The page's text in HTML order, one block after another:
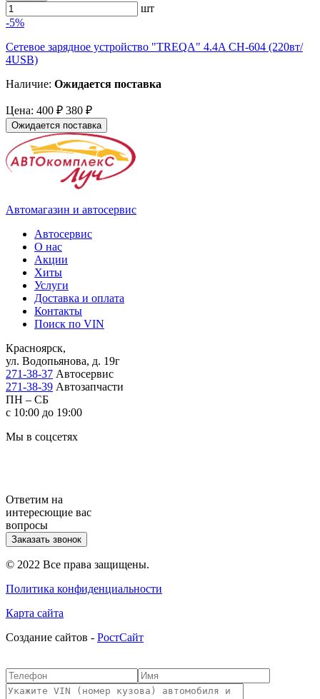
шт
-5%
Сетевое зарядное устройство "TREQA" 4.4A CH-604 (220вт/
4USB)
Наличие: Ожидается поставка
Цена: 400 ₽ 380 ₽
Ожидается поставка
Автомагазин и автосервис
Автосервис
О нас
Акции
Хиты
Услуги
Доставка и оплата
Контакты
Поиск по VIN
Красноярск,
ул. Водопьянова, д. 19г
271-38-37 Автосервис
271-38-39 Автозапчасти
ПН – СБ
с 10:00 до 19:00
Мы в соцсетях
Ответим на
интересющие вас
вопросы
Заказать звонок
© 2022 Все права защищены.
Политика конфиденциальности
Карта сайта
Cоздание сайтов - РостСайт